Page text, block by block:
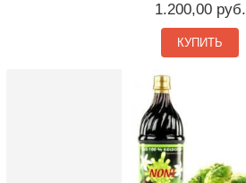
1.200,00 руб.
КУПИТЬ